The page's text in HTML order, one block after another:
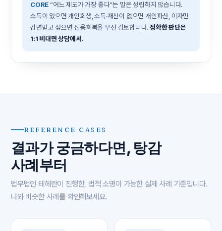
CORE“어느 제도가 가장 좋다”는 말은 성립하지 않습니다.
소득이 있으면 개인회생, 소득·재산이 없으면 개인파산, 이자만
감면받고 싶으면 신용회복을 우선 검토합니다.정확한 판단은
1:1 비대면 상담에서.
REFERENCE CASES
결과가 궁금하다면, 탕감
사례부터
법무법인 테헤란이 진행한, 법적 소명이 가능한 실제 사례 기준입니다.
나와 비슷한 사례를 확인해보세요.